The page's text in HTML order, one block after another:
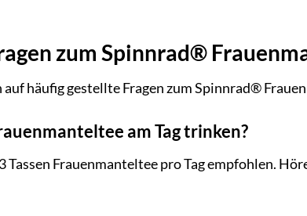
zum Spinnrad®
häufig gestellte Fragen zum Spinnrad®
am Tag trinken?
Tassen Frauenmanteltee pro Tag empfohlen.